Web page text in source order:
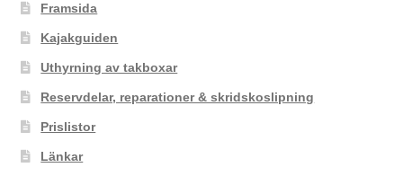
Framsida
Kajakguiden
Uthyrning av takboxar
Reservdelar, reparationer & skridskoslipning
Prislistor
Länkar